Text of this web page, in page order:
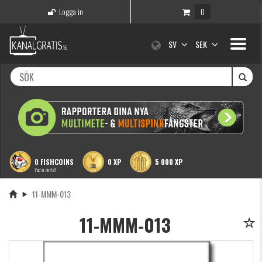
Logga in 0
Toggle
SV SEK
0 FISHCOINS
Vad är detta?
0 XP 5 000 XP
11-MMM-013
11-MMM-013